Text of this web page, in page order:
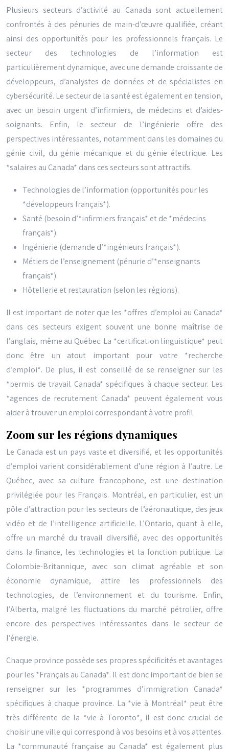
Plusieurs secteurs d’activité au Canada sont actuellement
confrontés à des pénuries de main-d’œuvre qualifiée, créant
ainsi des opportunités pour les professionnels français. Le
secteur des technologies de l’information est
particulièrement dynamique, avec une demande croissante de
développeurs, d’analystes de données et de spécialistes en
cybersécurité. Le secteur de la santé est également en tension,
avec un besoin urgent d’infirmiers, de médecins et d’aides-
soignants. Enfin, le secteur de l’ingénierie offre des
perspectives intéressantes, notamment dans les domaines du
génie civil, du génie mécanique et du génie électrique. Les
*salaires au Canada* dans ces secteurs sont attractifs.
Technologies de l’information (opportunités pour les
*développeurs français*).
Santé (besoin d’*infirmiers français* et de *médecins
français*).
Ingénierie (demande d’*ingénieurs français*).
Métiers de l’enseignement (pénurie d’*enseignants
français*).
Hôtellerie et restauration (selon les régions).
Il est important de noter que les *offres d’emploi au Canada*
dans ces secteurs exigent souvent une bonne maîtrise de
l’anglais, même au Québec. La *certification linguistique* peut
donc être un atout important pour votre *recherche
d’emploi*. De plus, il est conseillé de se renseigner sur les
*permis de travail Canada* spécifiques à chaque secteur. Les
*agences de recrutement Canada* peuvent également vous
aider à trouver un emploi correspondant à votre profil.
Zoom sur les régions dynamiques
Le Canada est un pays vaste et diversifié, et les opportunités
d’emploi varient considérablement d’une région à l’autre. Le
Québec, avec sa culture francophone, est une destination
privilégiée pour les Français. Montréal, en particulier, est un
pôle d’attraction pour les secteurs de l’aéronautique, des jeux
vidéo et de l’intelligence artificielle. L’Ontario, quant à elle,
offre un marché du travail diversifié, avec des opportunités
dans la finance, les technologies et la fonction publique. La
Colombie-Britannique, avec son climat agréable et son
économie dynamique, attire les professionnels des
technologies, de l’environnement et du tourisme. Enfin,
l’Alberta, malgré les fluctuations du marché pétrolier, offre
encore des perspectives intéressantes dans le secteur de
l’énergie.
Chaque province possède ses propres spécificités et avantages
pour les *Français au Canada*. Il est donc important de bien se
renseigner sur les *programmes d’immigration Canada*
spécifiques à chaque province. La *vie à Montréal* peut être
très différente de la *vie à Toronto*, il est donc crucial de
choisir une ville qui correspond à vos besoins et à vos attentes.
La *communauté française au Canada* est également plus